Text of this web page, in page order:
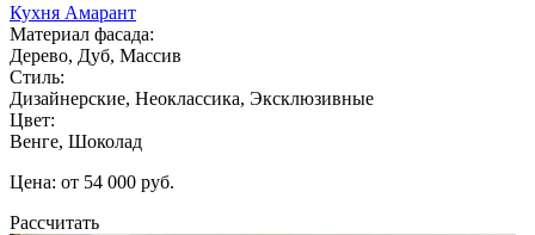
Кухня Амарант
Материал фасада:
Дерево, Дуб, Массив
Стиль:
Дизайнерские, Неоклассика, Эксклюзивные
Цвет:
Венге, Шоколад
Цена: от 54 000 руб.
Рассчитать